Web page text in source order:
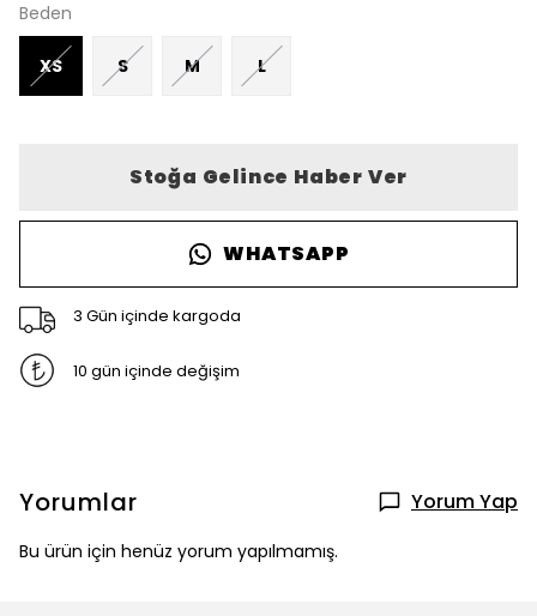
Beden
XS S M L
Stoğa Gelince Haber Ver
WHATSAPP
3 Gün içinde kargoda
10 gün içinde değişim
Yorumlar Yorum Yap
Bu ürün için henüz yorum yapılmamış.